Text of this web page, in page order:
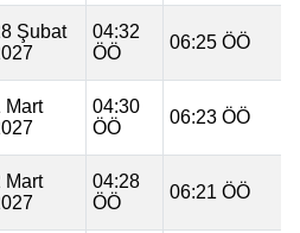
Şubat
04:32
ÖÖ
06:25 ÖÖ
Mart
04:30
ÖÖ
06:23 ÖÖ
Mart
04:28
ÖÖ
06:21 ÖÖ